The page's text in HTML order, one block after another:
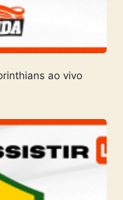
ao vivo